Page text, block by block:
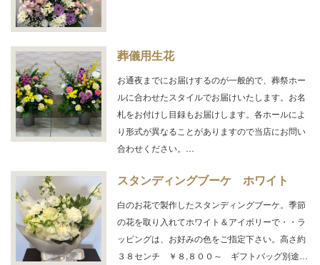
葬儀用生花
お通夜までにお届けするのが一般的で、葬祭ホー
ルに合わせたスタイルでお届けいたします。お名
札をお付けし目録もお届けします。各ホールによ
り形式が異なることがありますので当店にお問い
合わせください。…
スタンディングブーケ ホワイト
白のお花で製作したスタンディングブーケ。季節
の花を取り入れてホワイト＆アイボリーで・・ラ
ッピングは、お好みの色をご指定下さい。高さ約
３８センチ ￥８,８００～ ギフトバッグ別途…